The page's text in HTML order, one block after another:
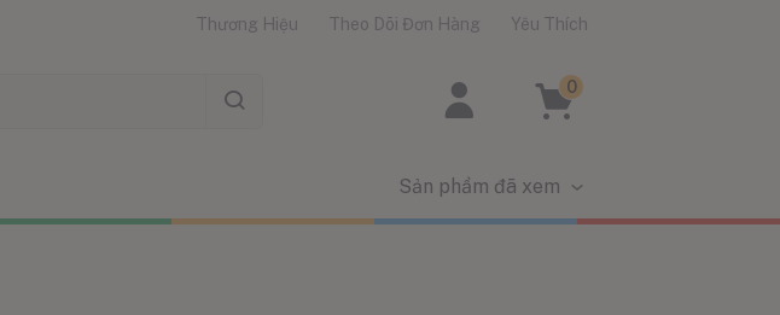
Thương Hiệu Theo Dõi Đơn Hàng Yêu Thích
0
Sản phẩm đã xem